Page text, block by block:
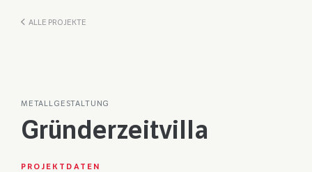
ALLE PROJEKTE
METALLGESTALTUNG
Gründerzeitvilla
PROJEKTDATEN